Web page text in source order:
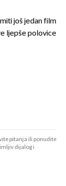
još jedan film
ljepše polovice
pitanja ili ponudite
dijalog i